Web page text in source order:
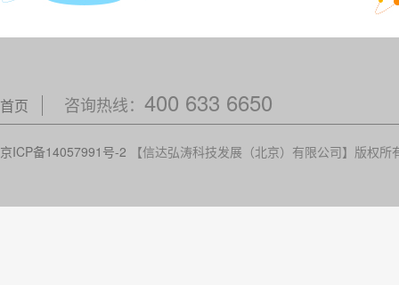
首页 咨询热线： 400 633 6650
京ICP备14057991号-2 【信达弘涛科技发展（北京）有限公司】版权所